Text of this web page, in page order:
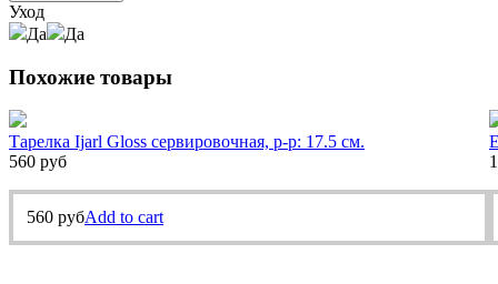
Уход
Да
Да
Похожие товары
Тарелка Ijarl Gloss сервировочная, р-р: 17.5 см.
560 руб
560 рубAdd to cart